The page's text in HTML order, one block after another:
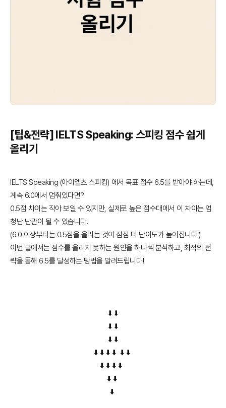
[팁&전략] IELTS Speaking: 스피킹 점수 쉽게
올리기
IELTS Speaking (아이엘츠 스피킹) 에서 목표 점수 6.5를 받아야 하는데,
계속 6.0에서 멈춰있다면?
0.5점 차이는 작아 보일 수 있지만, 실제로 높은 점수대에서 이 차이는 엄
청난 난관이 될 수 있습니다.
(6.0 이상부터는 0.5점을 올리는 것이 점점 더 난이도가 높아집니다.)
이번 글에서는 점수를 올리지 못하는 원인을 하나씩 분석하고, 최적의 전
략을 통해 6.5를 달성하는 방법을 알려드립니다!
⬇️ ⬇️
​⬇️ ⬇️
⬇️ ⬇️
​⬇️ ⬇️ ⬇️ ⬇️ ​⬇️ ⬇️
​⬇️ ⬇️ ⬇️ ⬇️
⬇️ ⬇️
⬇️